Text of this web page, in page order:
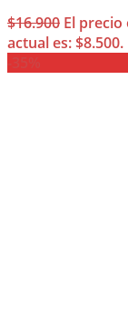
$16.900 El precio
actual es: $8.500.